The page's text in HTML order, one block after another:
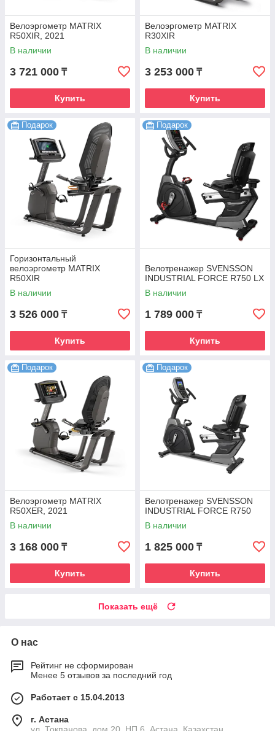
Велоэргометр MATRIX
R50XIR, 2021
В наличии
3 721 000 ₸
Купить
Велоэргометр MATRIX
R30XIR
В наличии
3 253 000 ₸
Купить
Подарок
Горизонтальный
велоэргометр MATRIX
R50XIR
В наличии
3 526 000 ₸
Купить
Подарок
Велотренажер SVENSSON
INDUSTRIAL FORCE R750 LX
В наличии
1 789 000 ₸
Купить
Подарок
Велоэргометр MATRIX
R50XER, 2021
В наличии
3 168 000 ₸
Купить
Подарок
Велотренажер SVENSSON
INDUSTRIAL FORCE R750
В наличии
1 825 000 ₸
Купить
Показать ещё
О нас
Рейтинг не сформирован
Менее 5 отзывов за последний год
Работает с 15.04.2013
г. Астана